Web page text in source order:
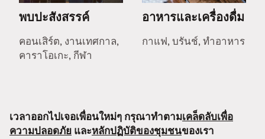
พบปะสังสรรค์
คอนเสิร์ต, งานเทศกาล,
คาราโอเกะ, กีฬา
อาหารและเครื่องดื่ม
กาแฟ, บรันช์, ทำอาหาร
เวลาออกไปเจอเพื่อนใหม่ๆ กรุณาทำตามเคล็ดลับเพื่อ
ความปลอดภัย และหลักปฏิบัติของชุมชนของเรา